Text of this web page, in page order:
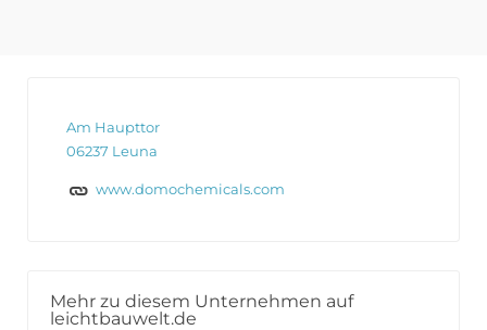
Am Haupttor
06237 Leuna
www.domochemicals.com
Mehr zu diesem Unternehmen auf
leichtbauwelt.de